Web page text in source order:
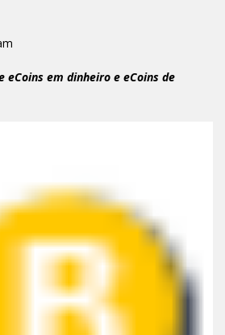
eCoins em dinheiro e eCoins de